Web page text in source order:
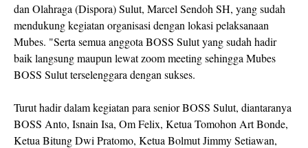
dan Olahraga (Dispora) Sulut, Marcel Sendoh SH, yang sudah
mendukung kegiatan organisasi dengan lokasi pelaksanaan
Mubes. "Serta semua anggota BOSS Sulut yang sudah hadir
baik langsung maupun lewat zoom meeting sehingga Mubes
BOSS Sulut terselenggara dengan sukses.
Turut hadir dalam kegiatan para senior BOSS Sulut, diantaranya
BOSS Anto, Isnain Isa, Om Felix, Ketua Tomohon Art Bonde,
Ketua Bitung Dwi Pratomo, Ketua Bolmut Jimmy Setiawan,